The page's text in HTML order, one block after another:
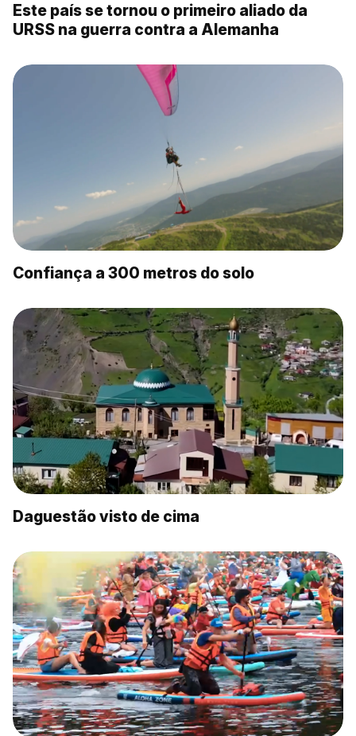
Este país se tornou o primeiro aliado da
URSS na guerra contra a Alemanha
Confiança a 300 metros do solo
Daguestão visto de cima